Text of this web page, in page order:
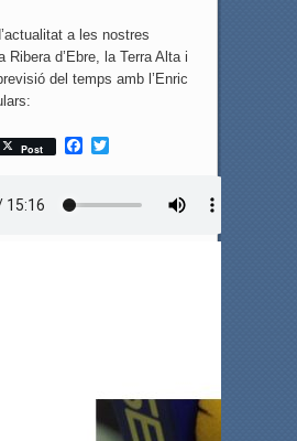
a les nostres
Ribera d’Ebre, la Terra Alta i
del temps amb l’Enric
Post
F
T